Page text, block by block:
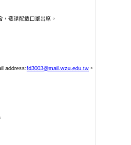
， 敬請配戴口罩出席 。
address:fd3003@mail.wzu.edu.tw 。